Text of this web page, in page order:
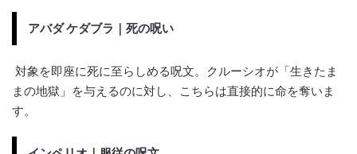
アバダ ケダブラ｜死の呪い
対象を即座に死に至らしめる呪文。クルーシオが「生きたま
まの地獄」を与えるのに対し、こちらは直接的に命を奪いま
す。